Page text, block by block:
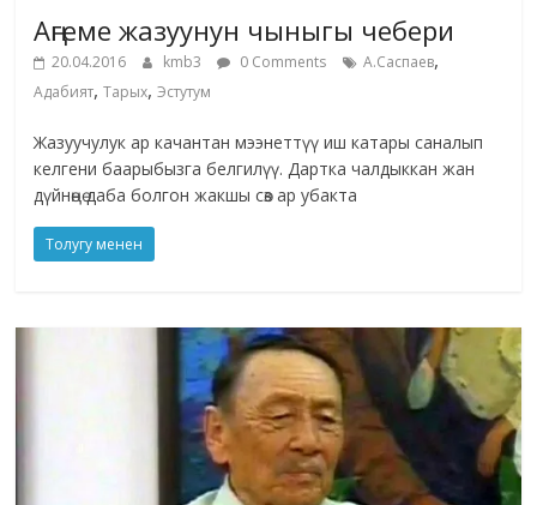
Аңгеме жазуунун чыныгы чебери
20.04.2016 kmb3 0 Comments А.Саспаев,
Адабият,Тарых,Эстутум
Жазуучулук ар качантан мээнеттүү иш катары саналып
келгени баарыбызга белгилүү. Дартка чалдыккан жан
дүйнөңө даба болгон жакшы сөз ар убакта
Толугу менен